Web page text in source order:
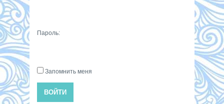
Пароль:
Запомнить меня
ВОЙТИ